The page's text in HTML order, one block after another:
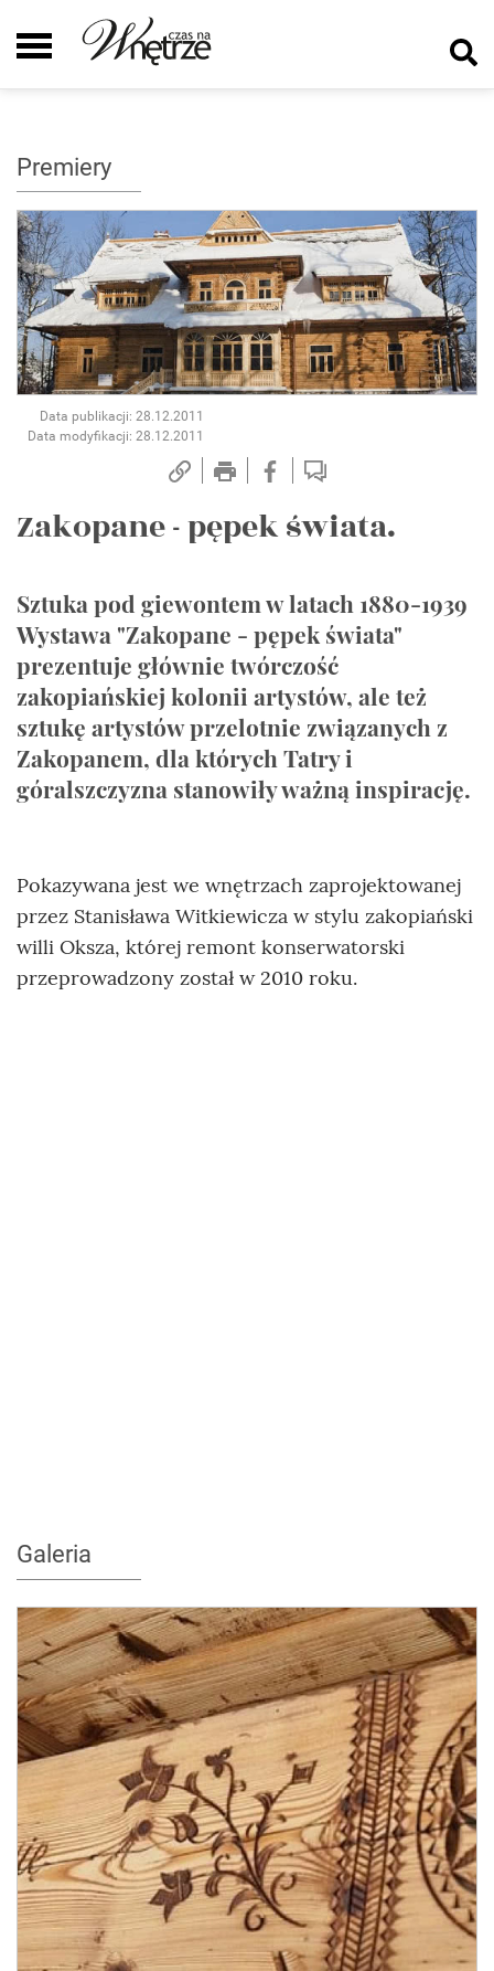
Premiery
Data publikacji: 28.12.2011
Data modyfikacji: 28.12.2011
Zakopane - pępek świata.
Sztuka pod giewontem w latach 1880-1939
Wystawa "Zakopane - pępek świata"
prezentuje głównie twórczość
zakopiańskiej kolonii artystów, ale też
sztukę artystów przelotnie związanych z
Zakopanem, dla których Tatry i
góralszczyzna stanowiły ważną inspirację.
Pokazywana jest we wnętrzach zaprojektowanej
przez Stanisława Witkiewicza w stylu zakopiański
willi Oksza, której remont konserwatorski
przeprowadzony został w 2010 roku.
Galeria